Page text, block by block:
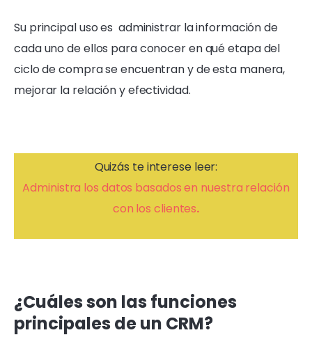
Su principal uso es administrar la información de
cada uno de ellos para conocer en qué etapa del
ciclo de compra se encuentran y de esta manera,
mejorar la relación y efectividad.
Quizás te interese leer:
Administra los datos basados en nuestra relación
con los clientes.
¿Cuáles son las funciones
principales de un CRM?